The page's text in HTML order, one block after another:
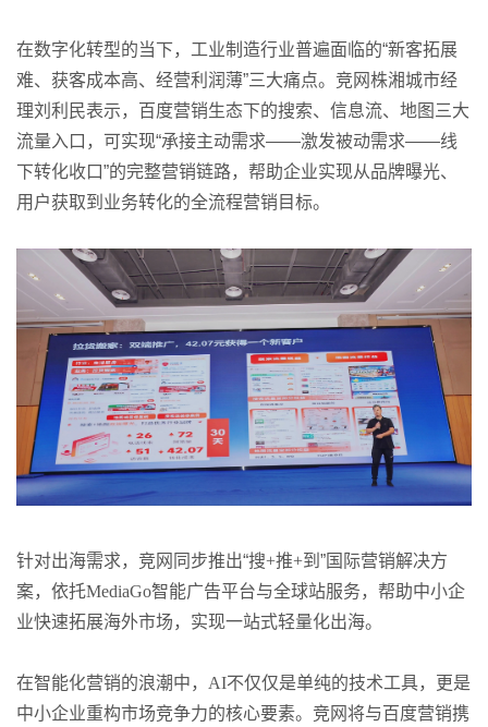
在数字化转型的当下，工业制造行业普遍面临的“新客拓展
难、获客成本高、经营利润薄”三大痛点。竞网株湘城市经
理刘利民表示，百度营销生态下的搜索、信息流、地图三大
流量入口，可实现“承接主动需求——激发被动需求——线
下转化收口”的完整营销链路，帮助企业实现从品牌曝光、
用户获取到业务转化的全流程营销目标。
针对出海需求，竞网同步推出“搜+推+到”国际营销解决方
案，依托MediaGo智能广告平台与全球站服务，帮助中小企
业快速拓展海外市场，实现一站式轻量化出海。
在智能化营销的浪潮中， AI不仅仅是单纯的技术工具，更是
中小企业重构市场竞争力的核心要素。竞网将与百度营销携